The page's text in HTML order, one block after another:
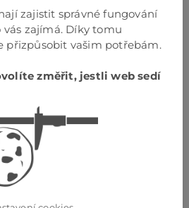
do 4 poloh, standardní
, šířka obložky 75 mm, rozsah
smontované a lakované,
dveří
zajistit správné fungování
zajímá. Díky tomu
přizpůsobit vašim potřebám.
změřit, jestli web sedí